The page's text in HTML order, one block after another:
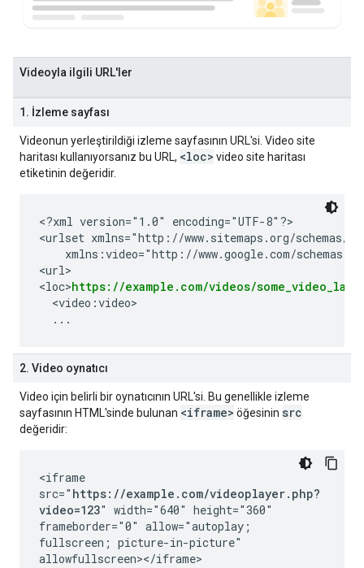
Videoyla ilgili URL'ler
1. İzleme sayfası
Videonun yerleştirildiği izleme sayfasının URL'si. Video site
haritası kullanıyorsanız bu URL, <loc> video site haritası
etiketinin değeridir.
<?xml version="1.0" encoding="UTF-8"?>
<urlset xmlns="http://www.sitemaps.org/schemas/
xmlns:video="http://www.google.com/schemas/
<url>
<loc>https://example.com/videos/
  <video:video>
2. Video oynatıcı
Video için belirli bir oynatıcının URL'si. Bu genellikle izleme
sayfasının HTML'sinde bulunan <iframe> öğesinin src
değeridir:
<iframe
src=" https://example.com/videoplayer.php?
video=123" width="640" height="360"
frameborder="0" allow="autoplay;
fullscreen; picture-in-picture"
allowfullscreen></iframe>